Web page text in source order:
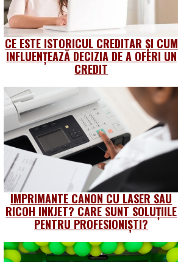
CE ESTE ISTORICUL CREDITAR ȘI CUM
INFLUENȚEAZĂ DECIZIA DE A OFERI UN
CREDIT
IMPRIMANTE CANON CU LASER SAU
RICOH INKJET? CARE SUNT SOLUȚIILE
PENTRU PROFESIONIŞTI?